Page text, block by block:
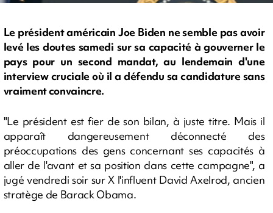
Le président américain Joe Biden ne semble pas avoir
levé les doutes samedi sur sa capacité à gouverner le
pays pour un second mandat, au lendemain d'une
interview cruciale où il a défendu sa candidature sans
vraiment convaincre.
"Le président est fier de son bilan, à juste titre. Mais il
apparaît dangereusement déconnecté des
préoccupations des gens concernant ses capacités à
aller de l'avant et sa position dans cette campagne", a
jugé vendredi soir sur X l'influent David Axelrod, ancien
stratège de Barack Obama.